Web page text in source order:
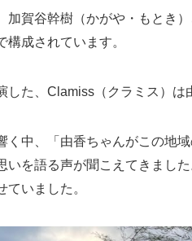
加賀谷幹樹（かがや・もとき
構成されています。
した、Clamiss（クラミス）は
く中、「由香ちゃんがこの地
いを語る声が聞こえてきまし
ていました。